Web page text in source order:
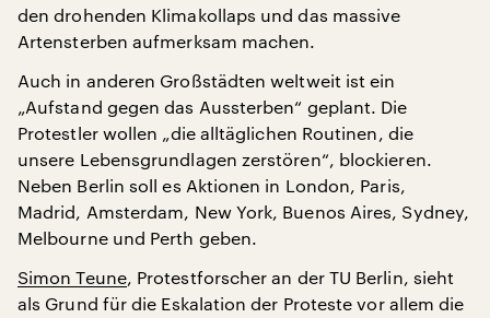
den drohenden Klimakollaps und das massive
Artensterben aufmerksam machen.
Auch in anderen Großstädten weltweit ist ein
„Aufstand gegen das Aussterben“ geplant. Die
Protestler wollen „die alltäglichen Routinen, die
unsere Lebensgrundlagen zerstören“, blockieren.
Neben Berlin soll es Aktionen in London, Paris,
Madrid, Amsterdam, New York, Buenos Aires, Sydney,
Melbourne und Perth geben.
Simon Teune, Protestforscher an der TU Berlin, sieht
als Grund für die Eskalation der Proteste vor allem die